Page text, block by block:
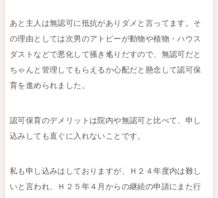
あと主人は無認可に抵抗がありダメと言ってます。そ
の理由としては次男のアトピーが動物や植物・ハウス
ダストなどで悪化して掻き毟りだすので、無認可だと
ちゃんと管理してもらえるか心配だと懸念して認可保
育を進められました。
認可保育のデメリットは院内や無認可と比べて、申し
込みしても直ぐに入れないことです。
私も申し込みはしておりますが、Ｈ２４年度内は難し
いと言われ、Ｈ２５年４月からの継続の申請にまた行